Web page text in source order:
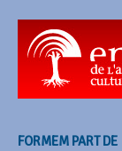
FORMEM PART DE